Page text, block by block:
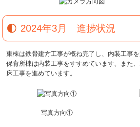
2024年3月 進捗状況
東棟は鉄骨建方工事が概ね完了し、内装工事
保育所棟は内装工事をすすめています。また
床工事を進めています。
写真方向①